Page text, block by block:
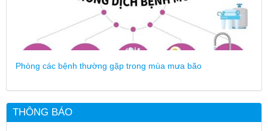
Phòng các bệnh thường gặp trong mùa mưa bão
THÔNG BÁO